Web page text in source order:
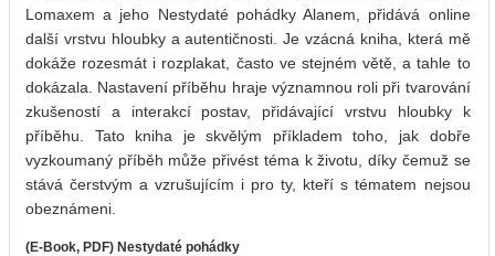
Lomaxem a jeho Nestydaté pohádky Alanem, přidává online
další vrstvu hloubky a autentičnosti. Je vzácná kniha, která mě
dokáže rozesmát i rozplakat, často ve stejném větě, a tahle to
dokázala. Nastavení příběhu hraje významnou roli při tvarování
zkušeností a interakcí postav, přidávající vrstvu hloubky k
příběhu. Tato kniha je skvělým příkladem toho, jak dobře
vyzkoumaný příběh může přivést téma k životu, díky čemuž se
stává čerstvým a vzrušujícím i pro ty, kteří s tématem nejsou
obeznámeni.
(E-Book, PDF) Nestydaté pohádky